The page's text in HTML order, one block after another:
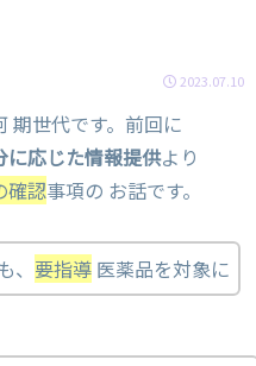
2023.07.10
期世代です。前回に
に応じた情報提供より
確認事項の お話です。
、 要指導医薬品を対象に